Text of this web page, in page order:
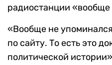
радиостанции
«Вообще не
по сайту. То есть это
политической